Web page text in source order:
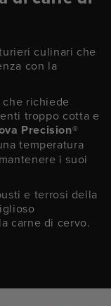
culinari che
con la
che richiede
troppo cotta e
Precision®
temperatura
i suoi
e terrosi della
carne di cervo.